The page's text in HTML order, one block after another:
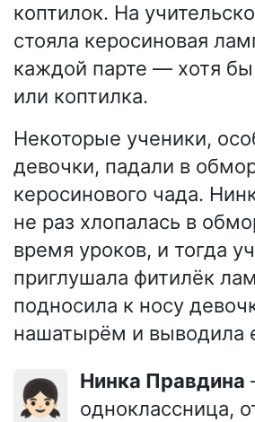
коптилок. На
стояла керосиновая
каждой парте — хотя бы
или коптилка.
Некоторые ученики,
девочки, падали в
керосинового чада.
не раз хлопалась в
время уроков, и тогда
приглушала фитилёк
подносила к носу
нашатырём и выводила
👧🏻 Нинка Правдина
одноклассница,